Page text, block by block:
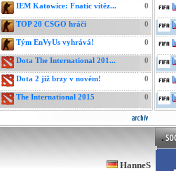
IEM Katowice: Fnatic vítěz... 0
TOP 20 CSGO hráči 0
Tým EnVyUs vyhrává! 0
Dota The International 201... 0
Dota 2 již brzy v novém! 0
The International 2015 0
HanneS